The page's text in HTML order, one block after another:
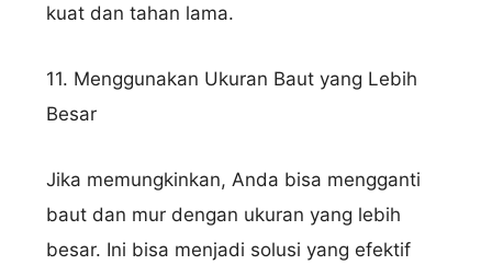
kuat dan tahan lama.
11. Menggunakan Ukuran Baut yang Lebih
Besar
Jika memungkinkan, Anda bisa mengganti
baut dan mur dengan ukuran yang lebih
besar. Ini bisa menjadi solusi yang efektif